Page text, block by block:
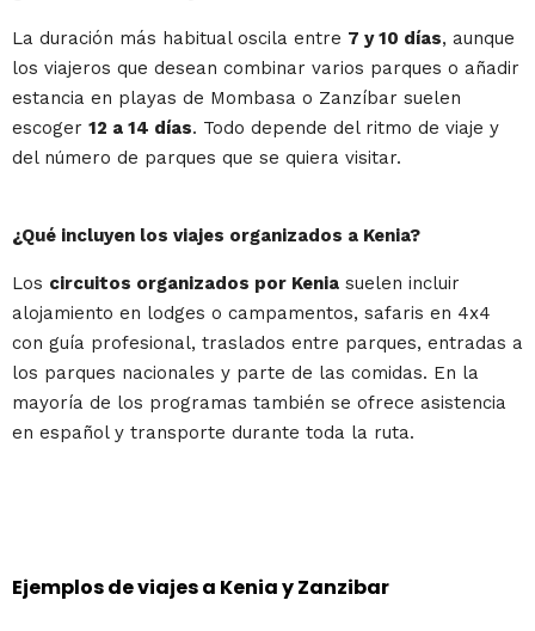
La duración más habitual oscila entre 7 y 10 días, aunque
los viajeros que desean combinar varios parques o añadir
estancia en playas de Mombasa o Zanzíbar suelen
escoger 12 a 14 días. Todo depende del ritmo de viaje y
del número de parques que se quiera visitar.
¿Qué incluyen los viajes organizados a Kenia?
Los circuitos organizados por Kenia suelen incluir
alojamiento en lodges o campamentos, safaris en 4x4
con guía profesional, traslados entre parques, entradas a
los parques nacionales y parte de las comidas. En la
mayoría de los programas también se ofrece asistencia
en español y transporte durante toda la ruta.
Ejemplos de viajes a Kenia y Zanzibar